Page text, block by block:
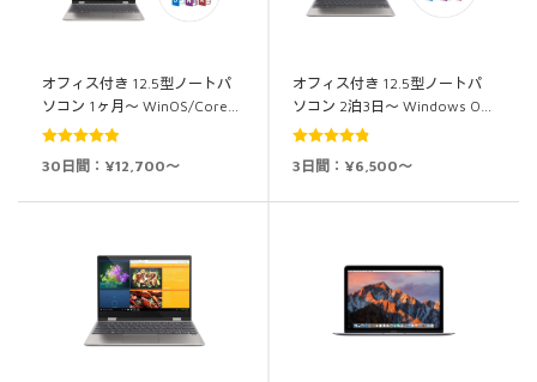
オフィス付き 12.5型ノートパ
ソコン 1ヶ月～ WinOS/Core…
5段階中 4.93
30日間：¥12,700～
オフィス付き 12.5型ノートパ
ソコン 2泊3日～ Windows O…
5段階中
3日間：¥6,500～